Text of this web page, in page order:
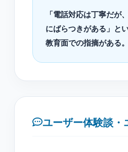
「電話対応は丁寧だが
にばらつきがある」と
教育面での指摘がある。
ユーザー体験談・